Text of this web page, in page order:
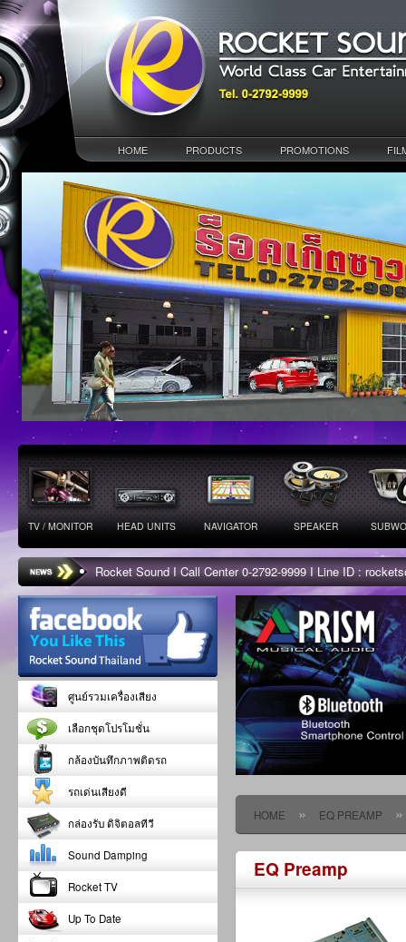
HOME PRODUCTS PROMOTIONS
TV / MONITOR HEAD UNITS NAVIGATOR SPEAKER
Rocket Sound I Call Center 0-2792-9999 I Line ID :
HOME » EQ PREAMP »
EQ Preamp
ศูนย์รวมเครื่องเสียง
เลือกชุดโปรโมชั่น
กล้องบันทึกภาพติดรถ
รถเด่นเสียงดี
กล่องรับ ดิจิตอลทีวี
Sound Damping
Rocket TV
Up To Date